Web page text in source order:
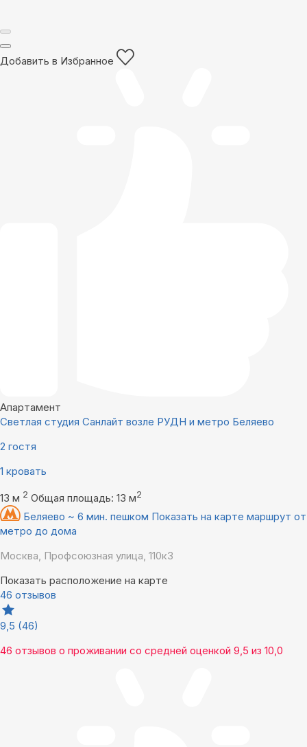
Добавить в Избранное
Апартамент
Светлая студия Санлайт возле РУДН и метро Беляево
2 гостя
1 кровать
13 м 2 Общая площадь: 13 м2
Беляево ~ 6 мин. пешком Показать на карте маршрут от
метро до дома
Москва, Профсоюзная улица, 110к3
Показать расположение на карте
46 отзывов
9,5 (46)
46 отзывов о проживании со средней оценкой 9,5 из 10,0